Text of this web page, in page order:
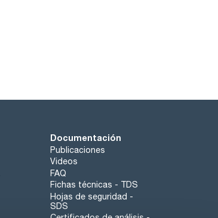
Documentación
Publicaciones
Videos
FAQ
Fichas técnicas - TDS
Hojas de seguridad -
SDS